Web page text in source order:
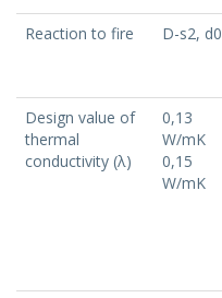
Reaction to fire D-s2, d0
Design value of
thermal
conductivity (λ)
0,13
W/mK
0,15
W/mK